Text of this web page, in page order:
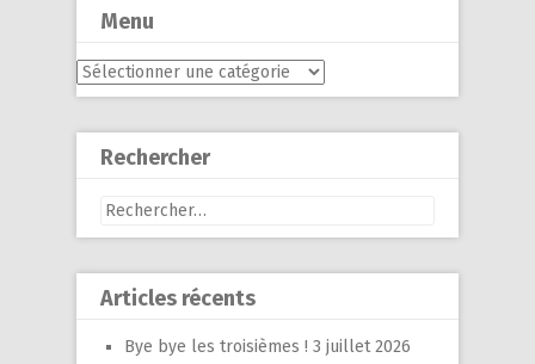
Menu
Menu
Rechercher
Rechercher :
Articles récents
Bye bye les troisièmes ! 3 juillet 2026